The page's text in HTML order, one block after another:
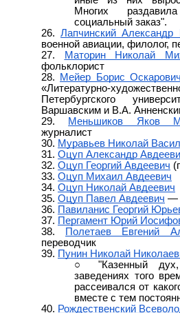
Многих
социальный заказ".
Лапчинский Александр
военной авиации, филолог,
Маторин Николай
фольклорист
Мейер Борис Оскарович
«Литературно-
Петербургского
Варшавским и В.А.
Меньшиков Яков
журналист
Муравьев Николай
Оцуп Александр
Оцуп Георгий Авдеевич
Оцуп Михаил Авдеевич
Оцуп Николай Авдеевич
Оцуп Павел Авдеевич —
Павиланис Георгий
Пергамент Юрий
Полетаев Евгений
переводчик
Пунин Николай
"Казенный
заведениях того
рассеивался от
вместе с тем
Рождественский